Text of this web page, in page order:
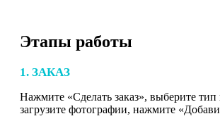
Этапы работы
1. ЗАКАЗ
Нажмите «Сделать заказ», выберите
загрузите фотографии, нажмите